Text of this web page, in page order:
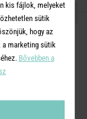
kis fájlok, melyeket
sütik
hogy az
a marketing sütik
Bővebben a